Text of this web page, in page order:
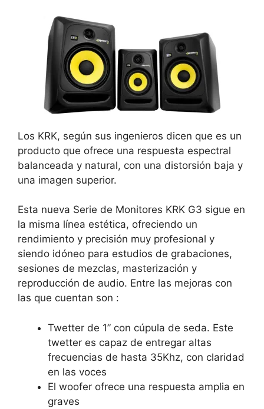
Los KRK, según sus ingenieros dicen que es un
producto que ofrece una respuesta espectral
balanceada y natural, con una distorsión baja y
una imagen superior.
Esta nueva Serie de Monitores KRK G3 sigue en
la misma línea estética, ofreciendo un
rendimiento y precisión muy profesional y
siendo idóneo para estudios de grabaciones,
sesiones de mezclas, masterización y
reproducción de audio. Entre las mejoras con
las que cuentan son :
Twetter de 1” con cúpula de seda. Este
twetter es capaz de entregar altas
frecuencias de hasta 35Khz, con claridad
en las voces
El woofer ofrece una respuesta amplia en
graves